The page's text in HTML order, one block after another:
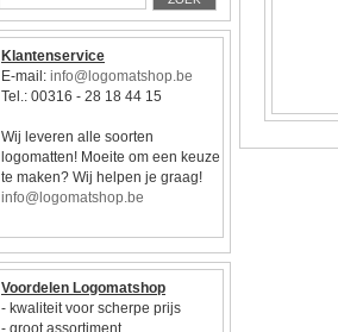
Klantenservice
E-mail: info@logomatshop.be
Tel.: 00316 - 28 18 44 15
Wij leveren alle soorten
logomatten! Moeite om een keuze
te maken? Wij helpen je graag!
info@logomatshop.be
Voordelen Logomatshop
- kwaliteit voor scherpe prijs
- groot assortiment